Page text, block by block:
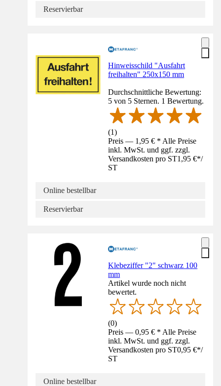
Reservierbar
Hinweisschild "Ausfahrt
freihalten" 250x150 mm
Durchschnittliche Bewertung:
5 von 5 Sternen. 1 Bewertung.
(1)
Preis — 1,95 € * Alle Preise
inkl. MwSt. und ggf. zzgl.
Versandkosten pro ST1,95 €*/
ST
Online bestellbar
Reservierbar
Klebeziffer "2" schwarz 100
mm
Artikel wurde noch nicht
bewertet.
(0)
Preis — 0,95 € * Alle Preise
inkl. MwSt. und ggf. zzgl.
Versandkosten pro ST0,95 €*/
ST
Online bestellbar